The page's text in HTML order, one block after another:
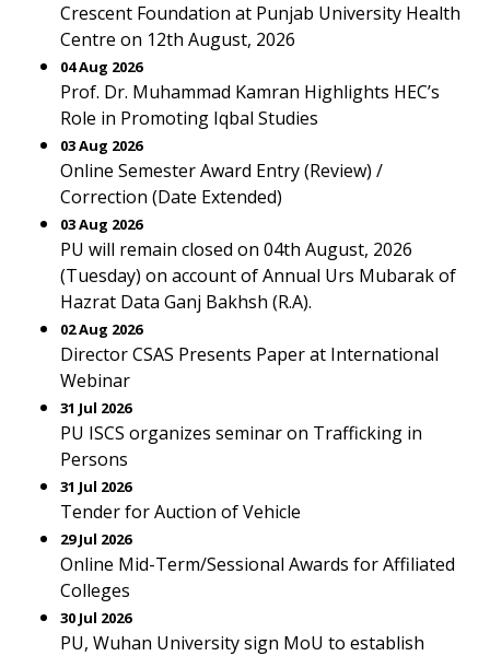
Crescent Foundation at Punjab University Health
Centre on 12th August, 2026
04 Aug 2026
Prof. Dr. Muhammad Kamran Highlights HEC’s
Role in Promoting Iqbal Studies
03 Aug 2026
Online Semester Award Entry (Review) /
Correction (Date Extended)
03 Aug 2026
PU will remain closed on 04th August, 2026
(Tuesday) on account of Annual Urs Mubarak of
Hazrat Data Ganj Bakhsh (R.A).
02 Aug 2026
Director CSAS Presents Paper at International
Webinar
31 Jul 2026
PU ISCS organizes seminar on Trafficking in
Persons
31 Jul 2026
Tender for Auction of Vehicle
29 Jul 2026
Online Mid-Term/Sessional Awards for Affiliated
Colleges
30 Jul 2026
PU, Wuhan University sign MoU to establish